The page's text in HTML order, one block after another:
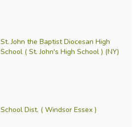
St. John the Baptist Diocesan High
School ( St. John's High School ) (NY)
School Dist. ( Windsor Essex )